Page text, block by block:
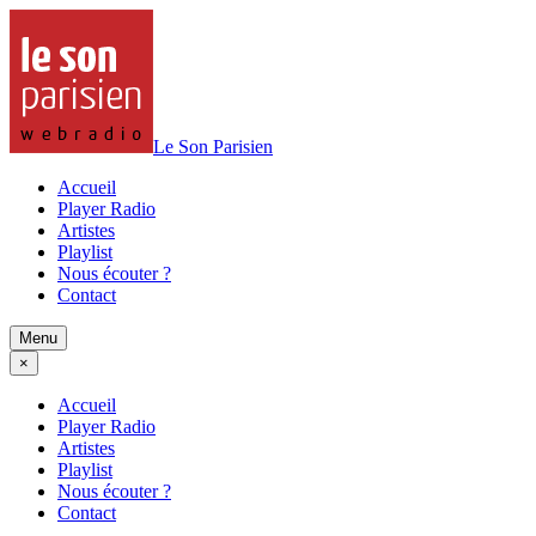
Le Son Parisien
Accueil
Player Radio
Artistes
Playlist
Nous écouter ?
Contact
Menu
×
Accueil
Player Radio
Artistes
Playlist
Nous écouter ?
Contact